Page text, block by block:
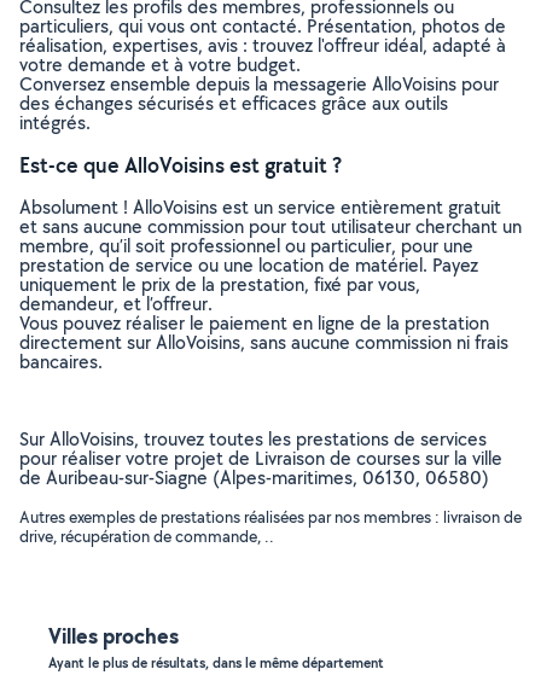
Consultez les profils des membres, professionnels ou
particuliers, qui vous ont contacté. Présentation, photos de
réalisation, expertises, avis : trouvez l'offreur idéal, adapté à
votre demande et à votre budget.
Conversez ensemble depuis la messagerie AlloVoisins pour
des échanges sécurisés et efficaces grâce aux outils
intégrés.
Est-ce que AlloVoisins est gratuit ?
Absolument ! AlloVoisins est un service entièrement gratuit
et sans aucune commission pour tout utilisateur cherchant un
membre, qu’il soit professionnel ou particulier, pour une
prestation de service ou une location de matériel. Payez
uniquement le prix de la prestation, fixé par vous,
demandeur, et l’offreur.
Vous pouvez réaliser le paiement en ligne de la prestation
directement sur AlloVoisins, sans aucune commission ni frais
bancaires.
Sur AlloVoisins, trouvez toutes les prestations de services
pour réaliser votre projet de Livraison de courses sur la ville
de Auribeau-sur-Siagne (Alpes-maritimes, 06130, 06580)
Autres exemples de prestations réalisées par nos membres : livraison de
drive, récupération de commande, ..
Villes proches
Ayant le plus de résultats, dans le même département